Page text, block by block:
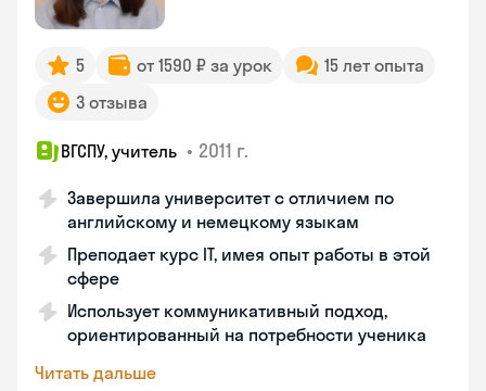
5 от 1590 ₽ за урок
15 лет опыта
3 отзыва
ВГСПУ, учитель • 2011 г.
Завершила университет с отличием по
английскому и немецкому языкам
Преподает курс IT, имея опыт работы в этой
сфере
Использует коммуникативный подход,
ориентированный на потребности ученика
Читать дальше